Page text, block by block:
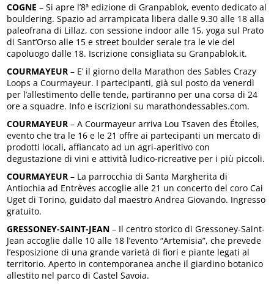
COGNE – Si apre l’8ª edizione di Granpablok, evento dedicato al
bouldering. Spazio ad arrampicata libera dalle 9.30 alle 18 alla
paleofrana di Lillaz, con sessione indoor alle 15, yoga sul Prato
di Sant’Orso alle 15 e street boulder serale tra le vie del
capoluogo dalle 18. Iscrizione consigliata su Granpablok.it.
COURMAYEUR – E’ il giorno della Marathon des Sables Crazy
Loops a Courmayeur. I partecipanti, già sul posto da venerdì
per l’allestimento delle tende, partiranno per una corsa di 24
ore a squadre. Info e iscrizioni su marathondessables.com.
COURMAYEUR – A Courmayeur arriva Lou Tsaven des Étoiles,
evento che tra le 16 e le 21 offre ai partecipanti un mercato di
prodotti locali, affiancato ad un agri-aperitivo con
degustazione di vini e attività ludico-ricreative per i più piccoli.
COURMAYEUR – La parrocchia di Santa Margherita di
Antiochia ad Entrèves accoglie alle 21 un concerto del coro Cai
Uget di Torino, guidato dal maestro Andrea Giovando. Ingresso
gratuito.
GRESSONEY-SAINT-JEAN – Il centro storico di Gressoney-Saint-
Jean accoglie dalle 10 alle 18 l’evento “Artemisia”, che prevede
l’esposizione di una grande varietà di fiori e piante legati al
territorio. Aperto in contemporanea anche il giardino botanico
allestito nel parco di Castel Savoia.